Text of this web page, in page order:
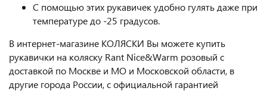
С помощью этих рукавичек удобно гулять даже при
температуре до -25 градусов.
В интернет-магазине КОЛЯСКИ Вы можете купить
рукавички на коляску Rant Nice&Warm розовый с
доставкой по Москве и МО и Московской области, в
другие города России, с официальной гарантией